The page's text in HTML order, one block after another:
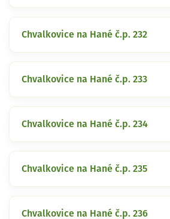
Chvalkovice na Hané č.p. 232
Chvalkovice na Hané č.p. 233
Chvalkovice na Hané č.p. 234
Chvalkovice na Hané č.p. 235
Chvalkovice na Hané č.p. 236